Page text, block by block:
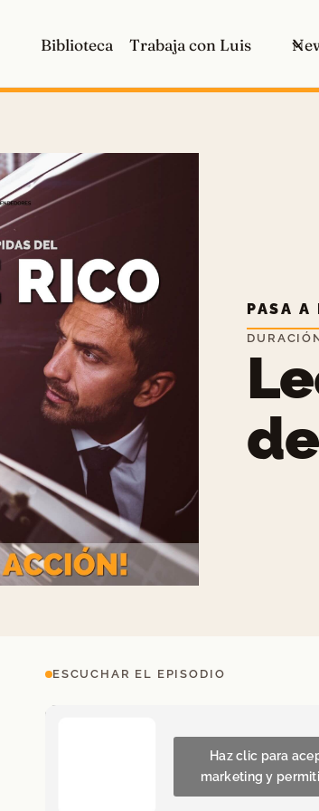
Biblioteca Trabaja con Luis
PASA A
ESCUCHAR EL EPISODIO
Haz clic para
marketing y